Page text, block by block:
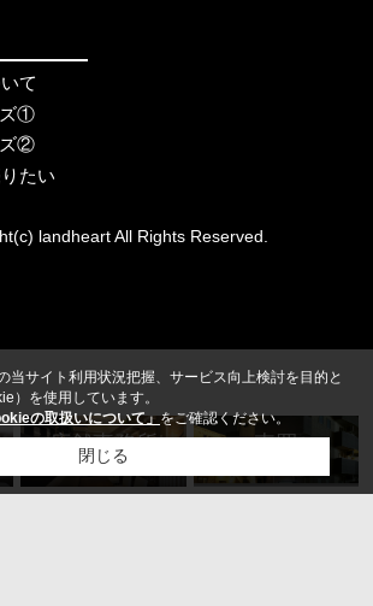
て
ズ①
ズ②
たい
landheart All Rights Reserved.
店舗事務所 売買
当サイト利用状況把握、サービス向上検討を目的と
）を使用しています。
の取扱いについて」をご確認ください。
閉じる